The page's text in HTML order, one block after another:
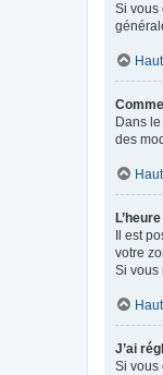
Si vous
Haut
Dans
des
Haut
Il est
votre
Si vous
Haut
J’ai
Si vous